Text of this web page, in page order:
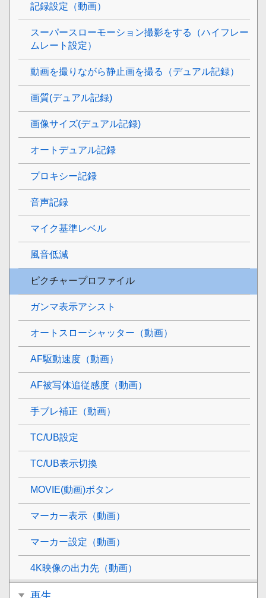
記録設定（動画）
スーパースローモーション撮影をする（ハイフレー
ムレート設定）
動画を撮りながら静止画を撮る（デュアル記録）
画質(デュアル記録)
画像サイズ(デュアル記録)
オートデュアル記録
プロキシー記録
音声記録
マイク基準レベル
風音低減
ピクチャープロファイル
ガンマ表示アシスト
オートスローシャッター（動画）
AF駆動速度（動画）
AF被写体追従感度（動画）
手ブレ補正（動画）
TC/UB設定
TC/UB表示切換
MOVIE(動画)ボタン
マーカー表示 （動画）
マーカー設定 （動画）
4K映像の出力先（動画）
再生